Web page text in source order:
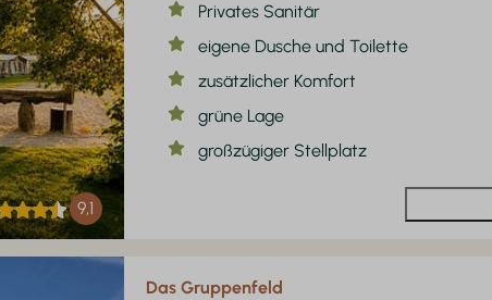
9,1
Privates Sanitär
eigene Dusche und Toilette
zusätzlicher Komfort
grüne Lage
großzügiger Stellplatz
Das Gruppenfeld